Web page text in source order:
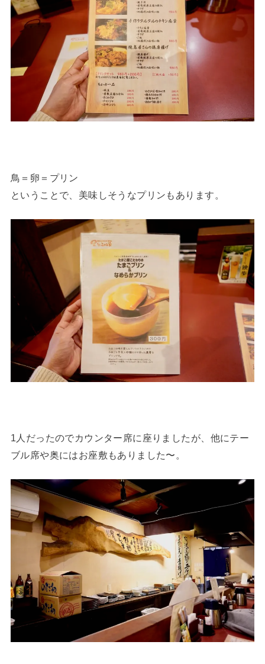
鳥＝卵＝プリン
ということで、美味しそうなプリンもあります。
1人だったのでカウンター席に座りましたが、他にテー
ブル席や奥にはお座敷もありました〜。